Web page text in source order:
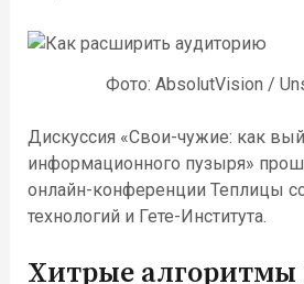
Фото: AbsolutVision /
Дискуссия «Свои-чужие: как
информационного пузыря»
онлайн-конференции Теплицы
технологий и Гете-Института.
Хитрые алгоритмы